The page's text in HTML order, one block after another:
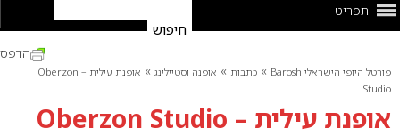
תפריט
פורטל היופי הישראלי Barosh » כתבות » אופנה וסטיילינג »
אופנת עילית – Oberzon
Studio
אופנת עילית – Oberzon Studio
הדפס